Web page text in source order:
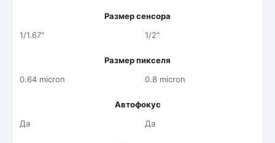
Размер сенсора
1/1.67"
1/2"
Размер пикселя
0.64 micron
0.8 micron
Автофокус
Да
Да